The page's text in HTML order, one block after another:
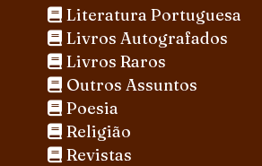
Literatura Portuguesa
Livros Autografados
Livros Raros
Outros Assuntos
Poesia
Religião
Revistas